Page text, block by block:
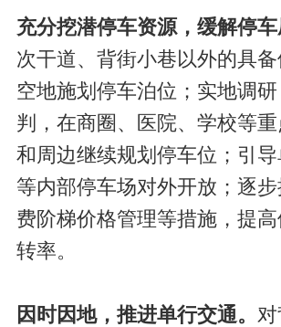
充分挖潜停车资源，缓解停车
次干道、背街小巷以外的具
空地施划停车泊位；实地调
判，在商圈、医院、学校等
和周边继续规划停车位；引
等内部停车场对外开放；逐
费阶梯价格管理等措施，提
转率。
因时因地，推进单行交通。 对